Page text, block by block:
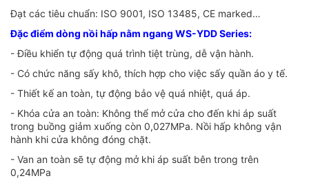
Đạt các tiêu chuẩn: ISO 9001, ISO 13485, CE marked…
Đặc điểm dòng nồi hấp nằm ngang WS-YDD Series:
- Điều khiển tự động quá trình tiệt trùng, dễ vận hành.
- Có chức năng sấy khô, thích hợp cho việc sấy quần áo y tế.
- Thiết kế an toàn, tự động bảo vệ quá nhiệt, quá áp.
- Khóa cửa an toàn: Không thể mở cửa cho đến khi áp suất
trong buồng giảm xuống còn 0,027MPa. Nồi hấp không vận
hành khi cửa không đóng chặt.
- Van an toàn sẽ tự động mở khi áp suất bên trong trên
0,24MPa